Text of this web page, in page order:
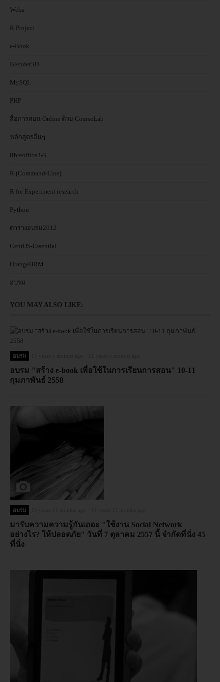
Weka
R Project
e-Book
Blender3D
MySQL
PHP
สื่อการสอน Online ด้วย CourseLab
หลักสูตรอื่นๆ
libreoffice3-3
R (Command-Line)
R for Experiment research
Python
ตารางอบรม2012
CentOS-Essential
OrangeHRM
อบรม
YOU MAY ALSO LIKE:
อบรม
อบรม "สร้าง e-book เพื่อใช้ในการเรียนการสอน" 10-11
กุมภาพันธ์ 2558
อบรม
มารับความความรู้กันเถอะ "ใช้งาน Social Network
อย่างไร? ให้ปลอดภัย" วันที่ 7 ตุลาคม 2557 นี้ จำกัดที่นั่ง 45
ที่นั่ง